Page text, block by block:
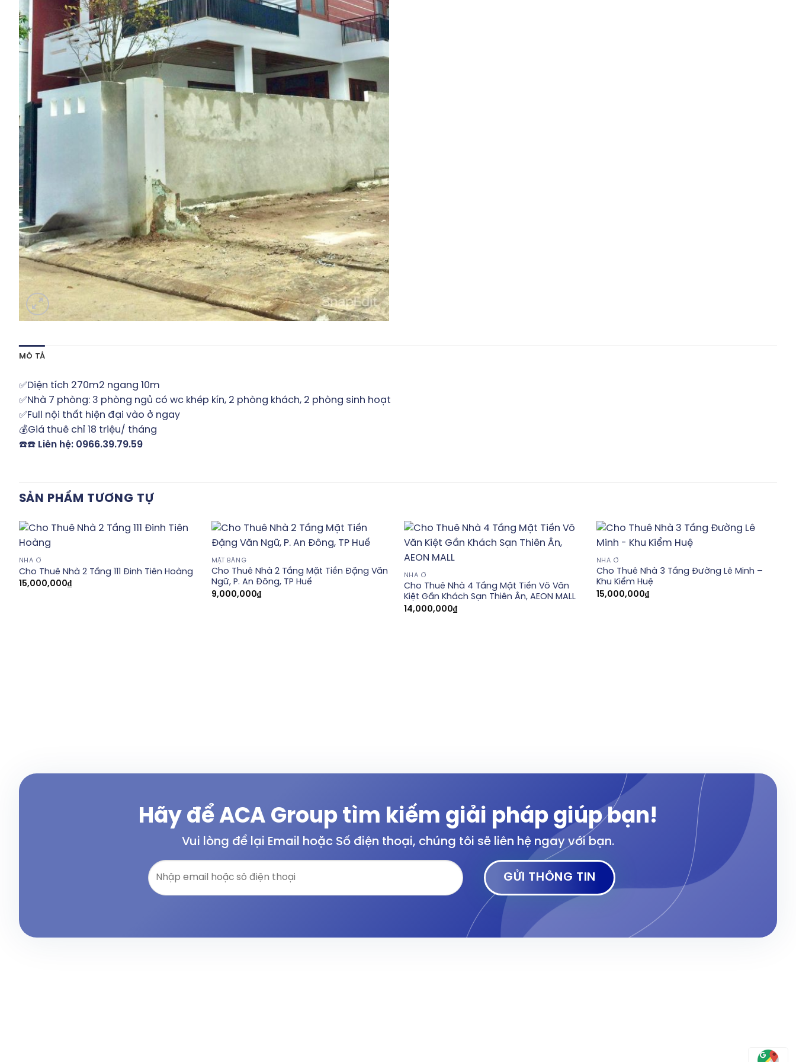
MÔ TẢ
✅Diện tích 270m2 ngang 10m
✅Nhà 7 phòng: 3 phòng ngủ có wc khép kín, 2 phòng khách, 2 phòng sinh hoạt
✅Full nội thất hiện đại vào ở ngay
💰Giá thuê chỉ 18 triệu/ tháng
☎️☎️ Liên hệ: 0966.39.79.59
SẢN PHẨM TƯƠNG TỰ
NHÀ Ở
Cho Thuê Nhà 2 Tầng 111 Đinh Tiên Hoàng
15,000,000₫
MẶT BẰNG
Cho Thuê Nhà 2 Tầng Mặt Tiền Đặng Văn
Ngữ, P. An Đông, TP Huế
9,000,000₫
NHÀ Ở
Cho Thuê Nhà 4 Tầng Mặt Tiền Võ Văn
Kiệt Gần Khách Sạn Thiên Ân, AEON MALL
14,000,000₫
NHÀ Ở
Cho Thuê Nhà 3 Tầng Đường Lê Minh –
Khu Kiểm Huệ
15,000,000₫
Hãy để ACA Group tìm kiếm giải pháp giúp bạn!
Vui lòng để lại Email hoặc Số điện thoại, chúng tôi sẽ liên hệ ngay với bạn.